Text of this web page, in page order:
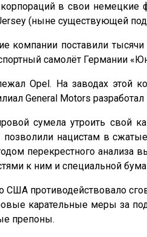
в свои немецкие
(ныне существующей
компании поставили
самолёт Германии
Opel. На заводах этой
General Motors
сумела утроить свой
нацистам в
перекрестного
к ним и специальной
США противодействовало
карательные меры за
препоны.